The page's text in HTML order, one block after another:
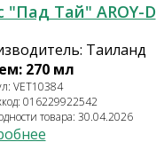
"Пад Тай" AROY-D
Таиланд
270 мл
VET10384
016229922542
товара: 30.04.2026